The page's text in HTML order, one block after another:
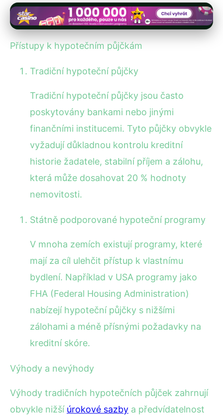
Přístupy k hypotečním půjčkám
Tradiční hypoteční půjčky
Tradiční hypoteční půjčky jsou často
poskytovány bankami nebo jinými
finančními institucemi. Tyto půjčky obvykle
vyžadují důkladnou kontrolu kreditní
historie žadatele, stabilní příjem a zálohu,
která může dosahovat 20 % hodnoty
nemovitosti.
Státně podporované hypoteční programy
V mnoha zemích existují programy, které
mají za cíl ulehčit přístup k vlastnímu
bydlení. Například v USA programy jako
FHA (Federal Housing Administration)
nabízejí hypoteční půjčky s nižšími
zálohami a méně přísnými požadavky na
kreditní skóre.
Výhody a nevýhody
Výhody tradičních hypotečních půjček zahrnují
obvykle nižší úrokové sazby a předvídatelnost